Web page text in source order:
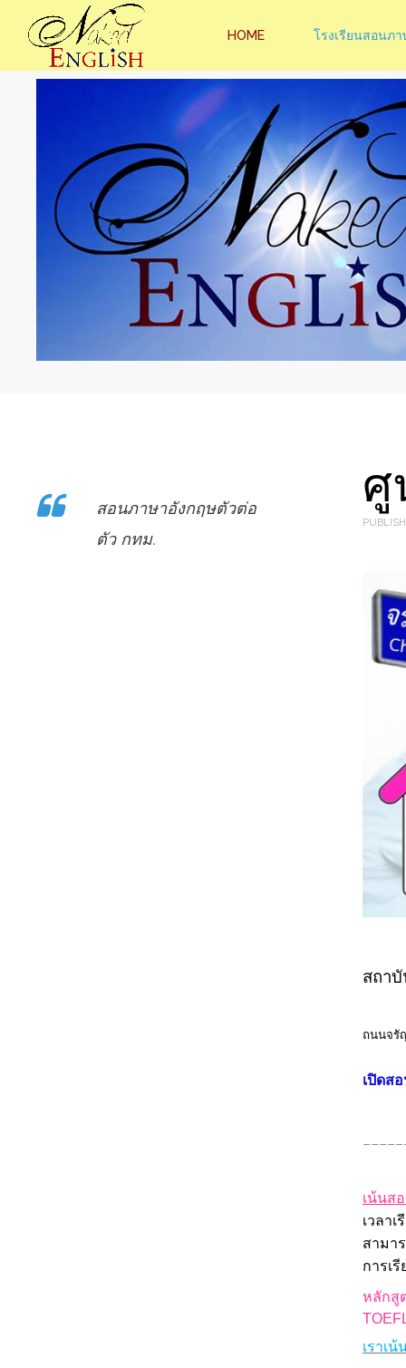
ศู
สถา
ถนนจรั
เปิดส
เน้นส
เวลา
สามา
การเ
หลักสู
เราเ
สอนภาษาอังกฤษตัวต่อ
ตัว กทม.
HOME โรงเรียนสอนภา